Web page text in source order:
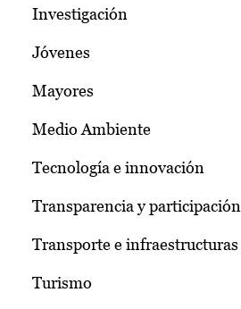
Investigación
Jóvenes
Mayores
Medio Ambiente
Tecnología e innovación
Transparencia y participación
Transporte e infraestructuras
Turismo